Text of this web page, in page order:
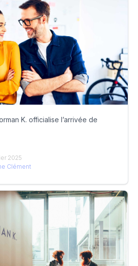
K. officialise l’arrivée de
2025
Clément